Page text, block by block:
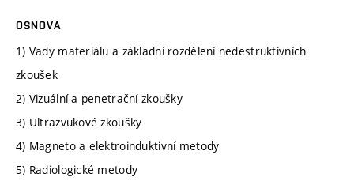
OSNOVA
1) Vady materiálu a základní rozdělení nedestruktivních
zkoušek
2) Vizuální a penetrační zkoušky
3) Ultrazvukové zkoušky
4) Magneto a elektroinduktivní metody
5) Radiologické metody